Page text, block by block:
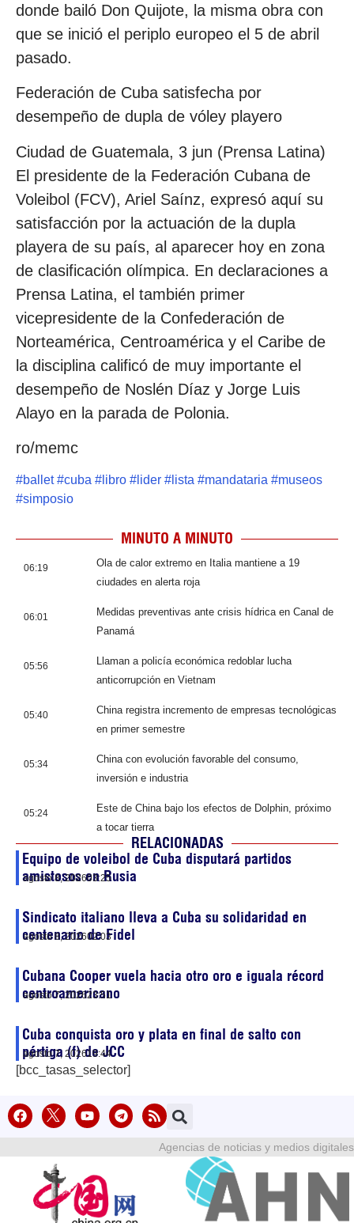
donde bailó Don Quijote, la misma obra con
que se inició el periplo europeo el 5 de abril
pasado.
Federación de Cuba satisfecha por
desempeño de dupla de vóley playero
Ciudad de Guatemala, 3 jun (Prensa Latina)
El presidente de la Federación Cubana de
Voleibol (FCV), Ariel Saínz, expresó aquí su
satisfacción por la actuación de la dupla
playera de su país, al aparecer hoy en zona
de clasificación olímpica. En declaraciones a
Prensa Latina, el también primer
vicepresidente de la Confederación de
Norteamérica, Centroamérica y el Caribe de
la disciplina calificó de muy importante el
desempeño de Noslén Díaz y Jorge Luis
Alayo en la parada de Polonia.
ro/memc
#ballet#cuba # libro # lider # lista #mandataria #museos
#simposio
MINUTO A MINUTO
06:19
Ola de calor extremo en Italia mantiene a 19
ciudades en alerta roja
06:01
Medidas preventivas ante crisis hídrica en Canal de
Panamá
05:56
Llaman a policía económica redoblar lucha
anticorrupción en Vietnam
05:40
China registra incremento de empresas tecnológicas
en primer semestre
05:34
China con evolución favorable del consumo,
inversión e industria
05:24
Este de China bajo los efectos de Dolphin, próximo
a tocar tierra
RELACIONADAS
Equipo de voleibol de Cuba disputará partidos
amistosos en Rusia
agosto 8, 202603:25
Sindicato italiano lleva a Cuba su solidaridad en
centenario de Fidel
agosto 8, 202602:03
Cubana Cooper vuela hacia otro oro e iguala récord
centroamericano
agosto 7, 202623:51
Cuba conquista oro y plata en final de salto con
pértiga (f) de JCC
agosto 7, 202619:44
[bcc_tasas_selector]
Agencias de noticias y medios digitales